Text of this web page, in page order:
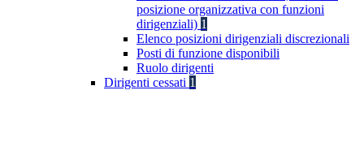
posizione organizzativa con funzioni
dirigenziali) 1
Elenco posizioni dirigenziali discrezionali
Posti di funzione disponibili
Ruolo dirigenti
Dirigenti cessati 1